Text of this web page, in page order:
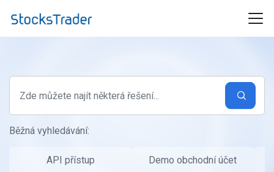
Běžná vyhledávání:
API přístup Demo obchodní účet